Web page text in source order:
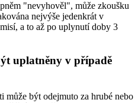
"nevyhověl", může zkoušku
nejvýše jedenkrát v
a to až po uplynutí doby 3
uplatněny v případě
může být odejmuto za hrubé nebo